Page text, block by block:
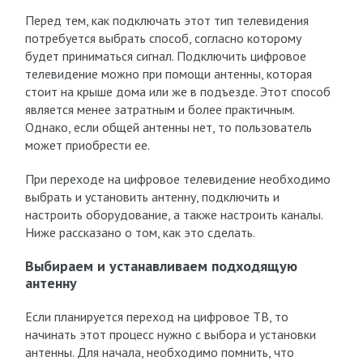
Перед тем, как подключать этот тип телевидения
потребуется выбрать способ, согласно которому
будет приниматься сигнал. Подключить цифровое
телевидение можно при помощи антенны, которая
стоит на крыше дома или же в подъезде. Этот способ
является менее затратным и более практичным.
Однако, если общей антенны нет, то пользователь
может приобрести ее.
При переходе на цифровое телевидение необходимо
выбрать и установить антенну, подключить и
настроить оборудование, а также настроить каналы.
Ниже рассказано о том, как это сделать.
Выбираем и устанавливаем подходящую
антенну
Если планируется переход на цифровое ТВ, то
начинать этот процесс нужно с выбора и установки
антенны. Для начала, необходимо помнить, что